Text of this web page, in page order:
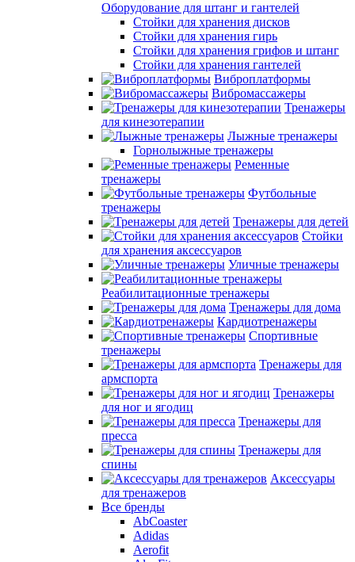
Оборудование для штанг и гантелей
Стойки для хранения дисков
Стойки для хранения гирь
Стойки для хранения грифов и штанг
Стойки для хранения гантелей
Виброплатформы
Вибромассажеры
Тренажеры
для кинезотерапии
Лыжные тренажеры
Горнолыжные тренажеры
Ременные
тренажеры
Футбольные
тренажеры
Тренажеры для детей
Стойки
для хранения аксессуаров
Уличные тренажеры
Реабилитационные тренажеры
Тренажеры для дома
Кардиотренажеры
Спортивные
тренажеры
Тренажеры для
армспорта
Тренажеры
для ног и ягодиц
Тренажеры для
пресса
Тренажеры для
спины
Аксессуары
для тренажеров
Все бренды
AbCoaster
Adidas
Aerofit